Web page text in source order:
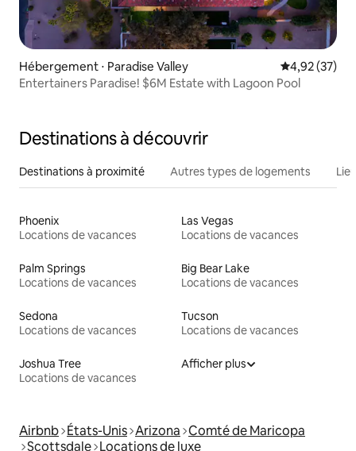
Hébergement ⋅ Paradise Valley Évaluation
4,92 (37)
Entertainers Paradise! $6M Estate with Lagoon Pool
Destinations à découvrir
Destinations à proximité Autres types de logements
Phoenix
Locations de vacances
Las Vegas
Locations de vacances
Palm Springs
Locations de vacances
Big Bear Lake
Locations de vacances
Sedona
Locations de vacances
Tucson
Locations de vacances
Joshua Tree
Locations de vacances
Afficher plus
Airbnb États-Unis Arizona Comté de Maricopa
Scottsdale Locations de luxe